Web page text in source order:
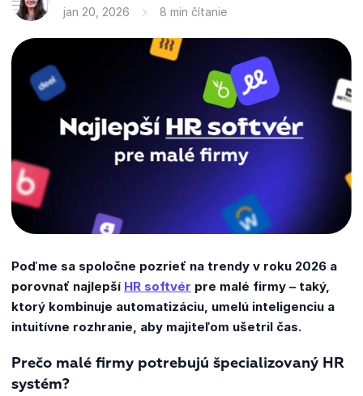
jan 20, 2026 8 min čítanie
Poďme sa spoločne pozrieť na trendy v roku 2026 a
porovnať najlepší HR softvér pre malé firmy – taký,
ktorý kombinuje automatizáciu, umelú inteligenciu a
intuitívne rozhranie, aby majiteľom ušetril čas.
Prečo malé firmy potrebujú špecializovaný HR
systém?